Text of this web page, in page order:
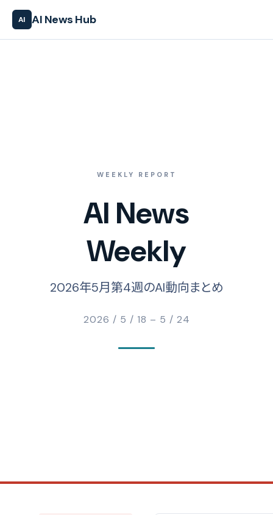
AI AI News Hub
WEEKLY REPORT
AI News
Weekly
2026年5月第4週のAI動向まとめ
2026 / 5 / 18 – 5 / 24